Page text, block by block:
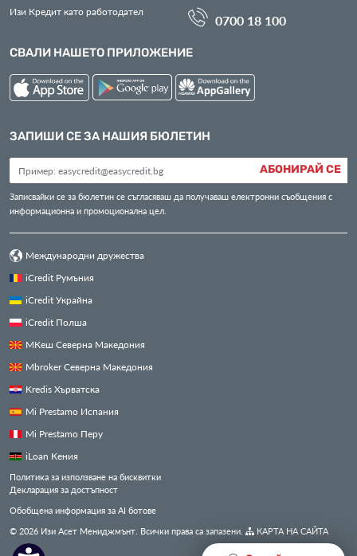
Изи Кредит като работодател
0700 18 100
СВАЛИ НАШЕТО ПРИЛОЖЕНИЕ
ЗАПИШИ СЕ ЗА НАШИЯ БЮЛЕТИН
АБОНИРАЙ СЕ
Записвайки се за бюлетин се съгласяваш да получаваш електронни съобщения с
информационна и промоционална цел.
Международни дружества
iCredit Румъния
iCredit Украйна
iCredit Полша
МКеш Северна Македония
Mbroker Северна Македония
Kredis Хърватска
Mi Prestamo Испания
Mi Prestamo Перу
iLoan Кения
Политика за използване на бисквитки
Декларация за достъпност
Обобщена информация за AI ботове
© 2026 Изи Асет Мениджмънт. Всички права са запазени.
КАРТА НА САЙТА